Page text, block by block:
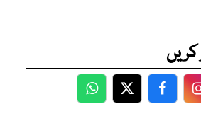
کریں
WhatsApp
Twitter